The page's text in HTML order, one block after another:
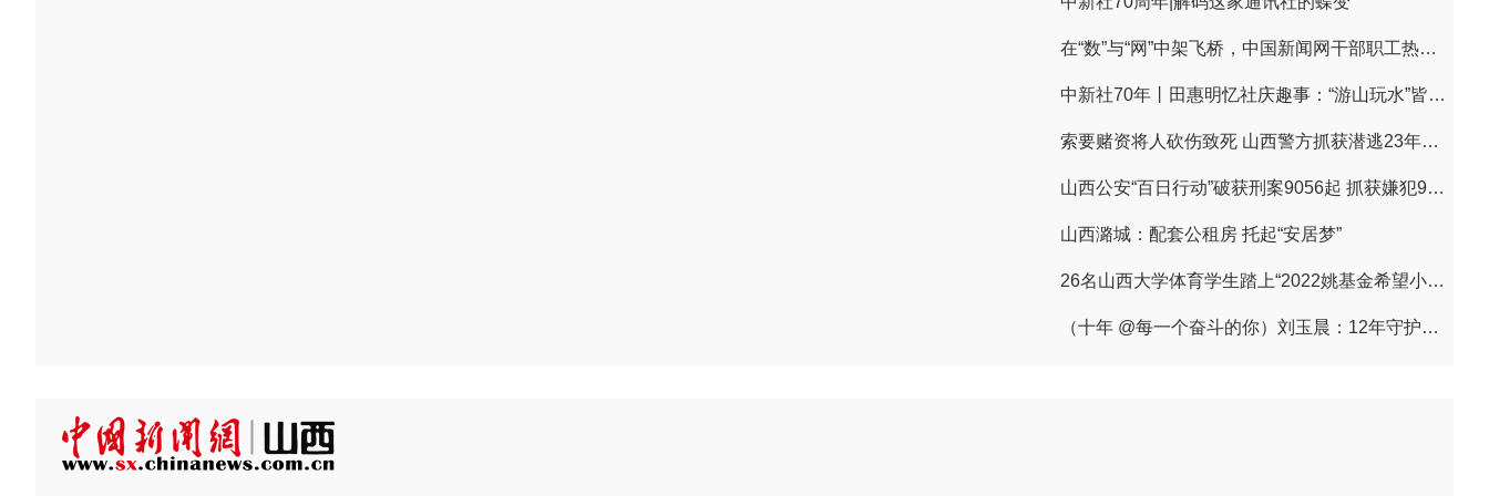
在“数”与“网”中架飞桥，中国新闻网干部职工热议习近平贺信
中新社70年丨田惠明忆社庆趣事：“游山玩水”皆文章
索要赌资将人砍伤致死 山西警方抓获潜逃23年命案逃犯
山西公安“百日行动”破获刑案9056起 抓获嫌犯9497人
山西潞城：配套公租房 托起“安居梦”
26名山西大学体育学生踏上“2022姚基金希望小学篮球季”支教之路
（十年 @每一个奋斗的你）刘玉晨：12年守护一条路的平安“摆渡人”